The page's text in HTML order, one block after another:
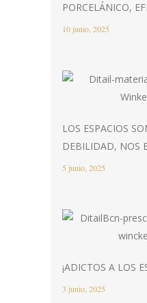
PORCELÁNICO,
10 junio, 2025
LOS ESPACIOS
DEBILIDAD, NOS
5 junio, 2025
¡ADICTOS A LOS
3 junio, 2025